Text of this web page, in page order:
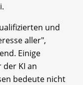
und
aller",
Einige
KI an
bedeute nicht